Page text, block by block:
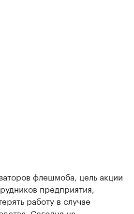
флешмоба, цель акции
предприятия,
работу в случае